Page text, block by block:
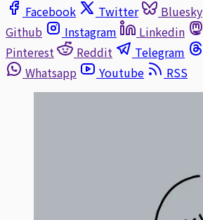
Facebook
Twitter Bluesky
Github
Instagram Linkedin
Pinterest
Reddit Telegram
Whatsapp
Youtube RSS